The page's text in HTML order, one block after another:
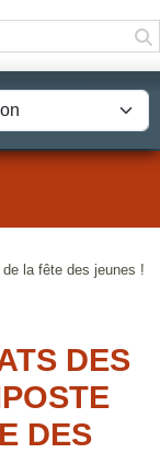
la fête des jeunes !
DES
DES